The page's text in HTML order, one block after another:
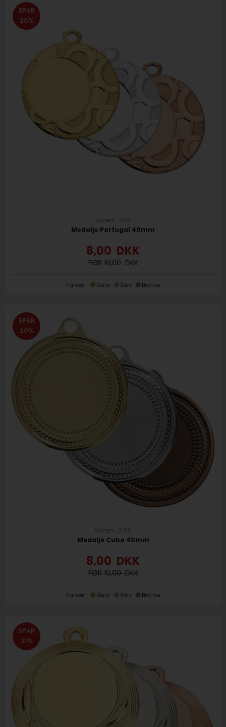
SPAR
20%
Varenr. 3091
Medalje Portugal 40mm
10,00
8,00 DKK
Farver: Guld Sølv Bronze
SPAR
20%
Varenr. 3160
Medalje Cuba 40mm
10,00
8,00 DKK
Farver: Guld Sølv Bronze
SPAR
31%